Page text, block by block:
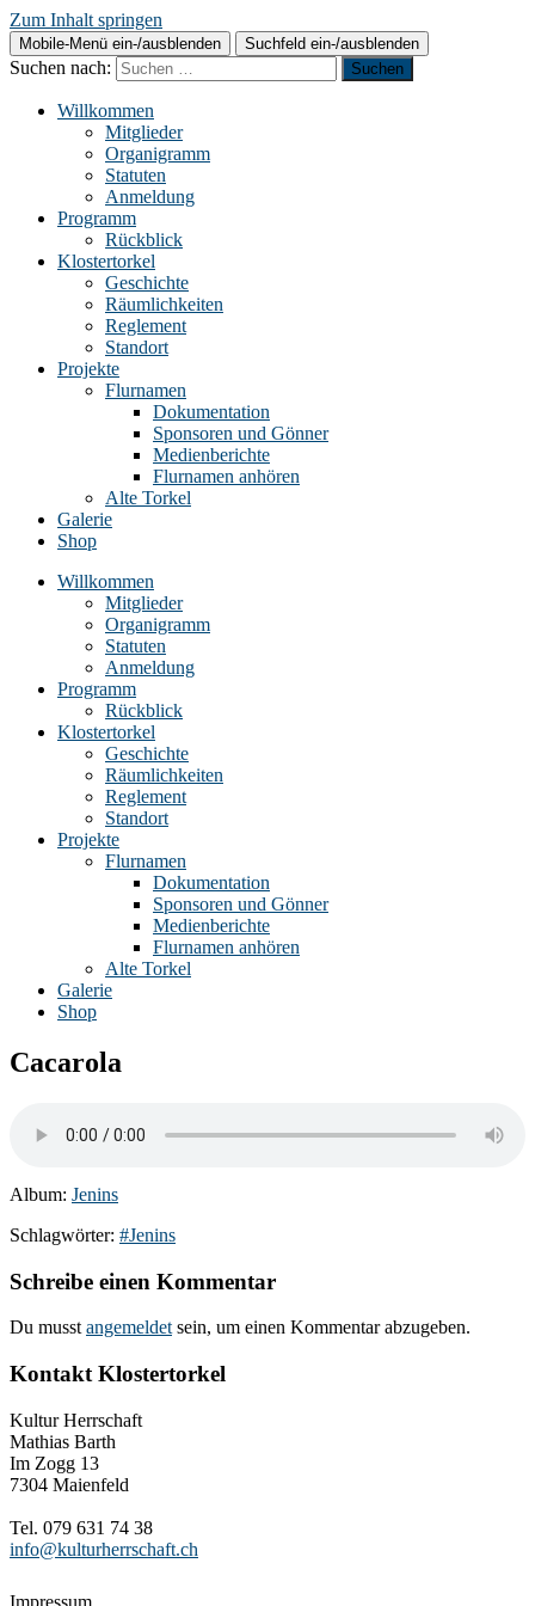
Zum Inhalt springen
Mobile-Menü ein-/ausblenden Suchfeld ein-/ausblenden
Suchen nach:
Willkommen
Mitglieder
Organigramm
Statuten
Anmeldung
Programm
Rückblick
Klostertorkel
Geschichte
Räumlichkeiten
Reglement
Standort
Projekte
Flurnamen
Dokumentation
Sponsoren und Gönner
Medienberichte
Flurnamen anhören
Alte Torkel
Galerie
Shop
Willkommen
Mitglieder
Organigramm
Statuten
Anmeldung
Programm
Rückblick
Klostertorkel
Geschichte
Räumlichkeiten
Reglement
Standort
Projekte
Flurnamen
Dokumentation
Sponsoren und Gönner
Medienberichte
Flurnamen anhören
Alte Torkel
Galerie
Shop
Cacarola
Album: Jenins
Schlagwörter: #Jenins
Schreibe einen Kommentar
Du musst angemeldet sein, um einen Kommentar abzugeben.
Kontakt Klostertorkel
Kultur Herrschaft
Mathias Barth
Im Zogg 13
7304 Maienfeld
Tel. 079 631 74 38
info@kulturherrschaft.ch